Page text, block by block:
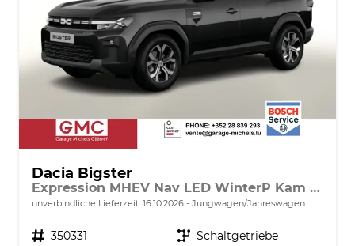
Dacia Bigster
Expression MHEV Nav LED WinterP Kam 17Z
unverbindliche Lieferzeit: 16.10.2026 Jungwagen/Jahreswagen
Fahrzeugnr. 350331 Getriebe Schaltgetriebe